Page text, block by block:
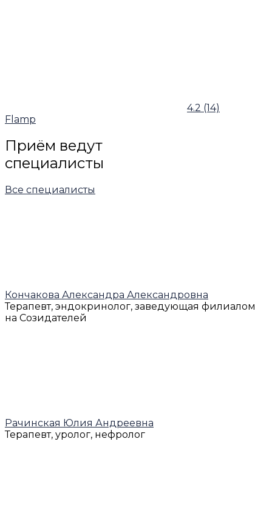
4.2 (14)
Flamp
Приём ведут
специалисты
Все специалисты
Кончакова Александра Александровна
Терапевт, эндокринолог, заведующая филиалом
на Созидателей
Рачинская Юлия Андреевна
Терапевт, уролог, нефролог